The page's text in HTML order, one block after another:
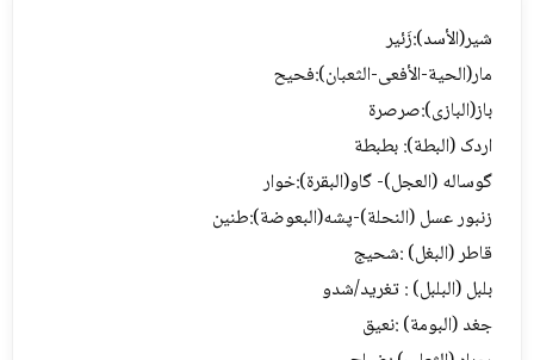
شیر(الأسد):زَئیر
مار(الحیة-الأفعى-الثعبان):فحیح
باز(البازی):صرصرة
اردک (البطة): بطبطة
گوساله (العجل)- گاو(البقرة):خوار
زنبور عسل (النحلة)-پشه(البعوضة):طنین
قاطر (البغل) :شحیج
بلبل (البلبل) : تغرید/شدو
جغد (البومة) :نعیق